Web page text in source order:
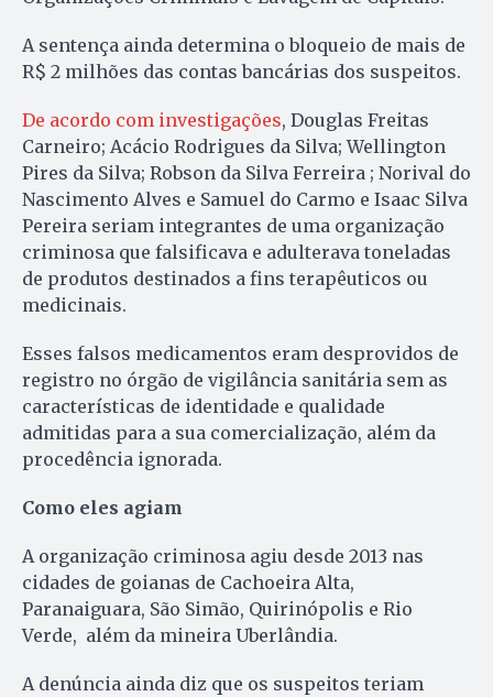
A sentença ainda determina o bloqueio de mais de
R$ 2 milhões das contas bancárias dos suspeitos.
De acordo com investigações, Douglas Freitas
Carneiro; Acácio Rodrigues da Silva; Wellington
Pires da Silva; Robson da Silva Ferreira ; Norival do
Nascimento Alves e Samuel do Carmo e Isaac Silva
Pereira seriam integrantes de uma organização
criminosa que falsificava e adulterava toneladas
de produtos destinados a fins terapêuticos ou
medicinais.
Esses falsos medicamentos eram desprovidos de
registro no órgão de vigilância sanitária sem as
características de identidade e qualidade
admitidas para a sua comercialização, além da
procedência ignorada.
Como eles agiam
A organização criminosa agiu desde 2013 nas
cidades de goianas de Cachoeira Alta,
Paranaiguara, São Simão, Quirinópolis e Rio
Verde, além da mineira Uberlândia.
A denúncia ainda diz que os suspeitos teriam